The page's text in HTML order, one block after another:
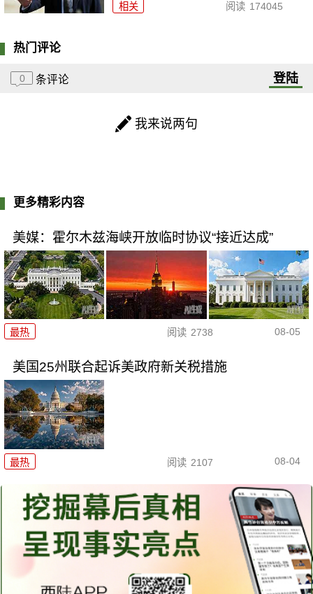
相关 阅读 174045
热门评论
0 条评论 登陆
我来说两句
更多精彩内容
美媒：霍尔木兹海峡开放临时协议“接近达成”
最热 阅读 2738 08-05
美国25州联合起诉美政府新关税措施
最热 阅读 2107 08-04